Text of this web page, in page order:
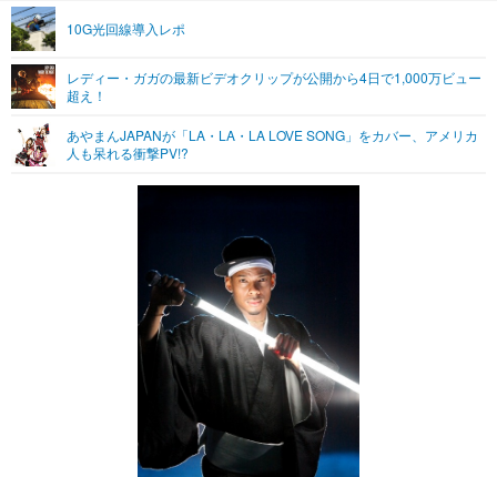
グラビア
ショッピング その他
ライフTOP
リリース一覧
プッシュ通知の停止方法
10G光回線導入レポ
レディー・ガガの最新ビデオクリップが公開から4日で1,000万ビュー
超え！
あやまんJAPANが「LA・LA・LA LOVE SONG」をカバー、アメリカ
人も呆れる衝撃PV!?